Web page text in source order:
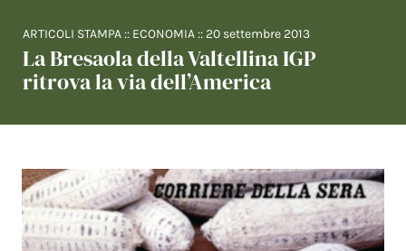
ARTICOLI STAMPA :: ECONOMIA :: 20 settembre 2013
La Bresaola della Valtellina IGP
ritrova la via dell’America